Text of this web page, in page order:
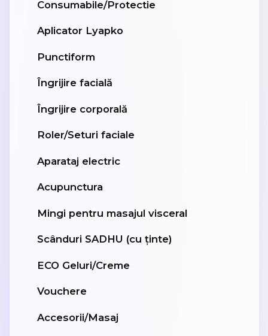
Consumabile/Protectie
Aplicator Lyapko
Punctiform
Îngrijire facială
Îngrijire corporală
Roler/Seturi faciale
Aparataj electric
Acupunctura
Mingi pentru masajul visceral
Scânduri SADHU (cu ținte)
ECO Geluri/Creme
Vouchere
Accesorii/Masaj